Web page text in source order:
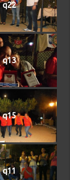
q22
q13
q15
q11